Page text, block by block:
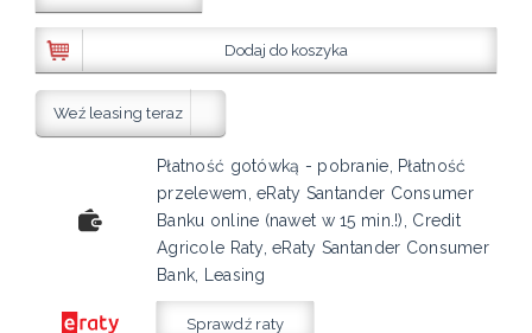
Dodaj do koszyka
Weź leasing teraz
Płatność gotówką - pobranie, Płatność
przelewem, eRaty Santander Consumer
Banku online (nawet w 15 min.!), Credit
Agricole Raty, eRaty Santander Consumer
Bank, Leasing
Sprawdź raty